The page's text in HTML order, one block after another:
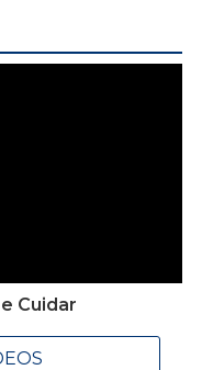
Cuidar